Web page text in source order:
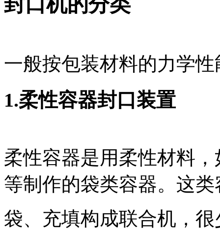
一般按包装材料的力学
1.柔性容器封口装置
柔性容器是用柔性材料
等制作的袋类容器。这
袋、充填构成联合机，